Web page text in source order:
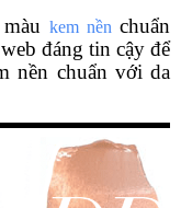
màukem nềnchuẩn
đáng tin cậy để
nền chuẩn với da